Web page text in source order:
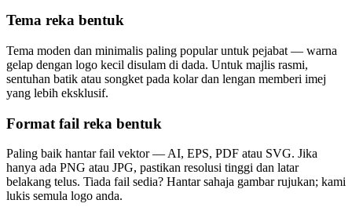
Tema reka bentuk
Tema moden dan minimalis paling popular untuk pejabat — warna
gelap dengan logo kecil disulam di dada. Untuk majlis rasmi,
sentuhan batik atau songket pada kolar dan lengan memberi imej
yang lebih eksklusif.
Format fail reka bentuk
Paling baik hantar fail vektor — AI, EPS, PDF atau SVG. Jika
hanya ada PNG atau JPG, pastikan resolusi tinggi dan latar
belakang telus. Tiada fail sedia? Hantar sahaja gambar rujukan; kami
lukis semula logo anda.